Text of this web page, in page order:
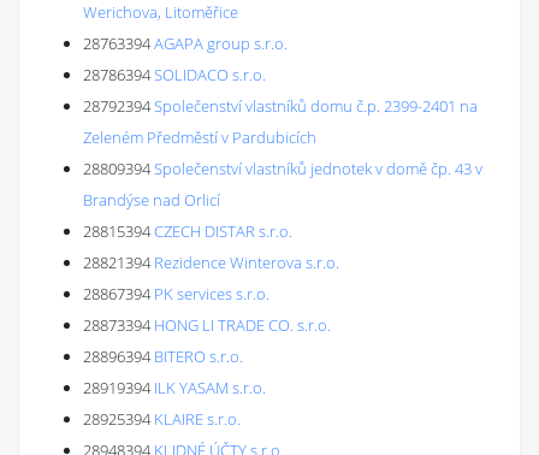
Werichova, Litoměřice
28763394AGAPA group s.r.o.
28786394SOLIDACO s.r.o.
28792394Společenství vlastníků domu č.p. 2399-2401 na
Zeleném Předměstí v Pardubicích
28809394Společenství vlastníků jednotek v domě čp. 43 v
Brandýse nad Orlicí
28815394CZECH DISTAR s.r.o.
28821394 Rezidence Winterova s.r.o.
28867394 PK services s.r.o.
28873394 HONG LI TRADE CO. s.r.o.
28896394 BITERO s.r.o.
28919394 ILK YASAM s.r.o.
28925394 KLAIRE s.r.o.
28948394 KLIDNÉ ÚČTY s.r.o.